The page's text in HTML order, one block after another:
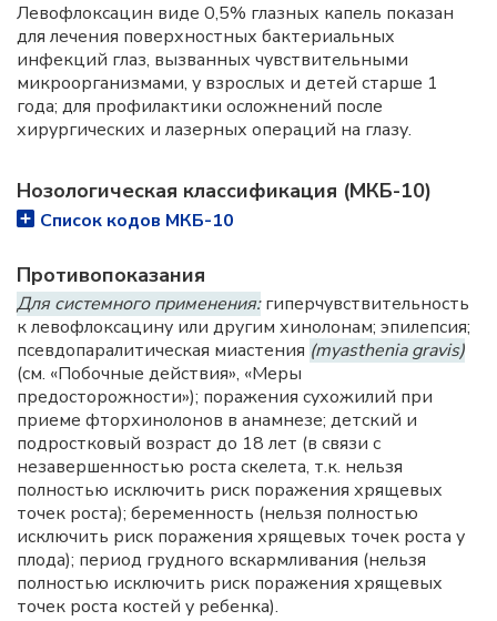
Левофлоксацин виде 0,5% глазных капель показан
для лечения поверхностных бактериальных
инфекций глаз, вызванных чувствительными
микроорганизмами, у взрослых и детей старше 1
года; для профилактики осложнений после
хирургических и лазерных операций на глазу.
Нозологическая классификация (МКБ-10)
Список кодов МКБ-10
Противопоказания
Для системного применения:гиперчувствительность
к левофлоксацину или другим хинолонам; эпилепсия;
псевдопаралитическая миастения (myasthenia gravis)
(см. «Побочные действия», «Меры
предосторожности»); поражения сухожилий при
приеме фторхинолонов в анамнезе; детский и
подростковый возраст до 18 лет (в связи с
незавершенностью роста скелета, т.к. нельзя
полностью исключить риск поражения хрящевых
точек роста); беременность (нельзя полностью
исключить риск поражения хрящевых точек роста у
плода); период грудного вскармливания (нельзя
полностью исключить риск поражения хрящевых
точек роста костей у ребенка).